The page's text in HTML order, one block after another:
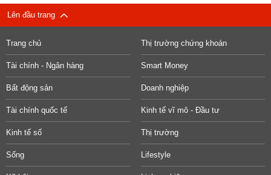
Lên đầu trang
Trang chủ Thị trường chứng khoán
Tài chính - Ngân hàng Smart Money
Bất động sản Doanh nghiệp
Tài chính quốc tế Kinh tế vĩ mô - Đầu tư
Kinh tế số Thị trường
Sống Lifestyle